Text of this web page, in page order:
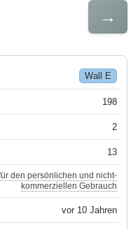
→
Wall E
198
2
13
den persönlichen und nicht-
kommerziellen Gebrauch
vor 10 Jahren